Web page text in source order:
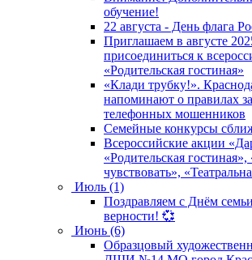
обучение!
22 августа - День флага
Приглашаем в августе
присоединиться к
«Родительская гостиная»
«Клади трубку!».
напоминают о правилах
телефонных мошенников
Семейные конкурсы
Всероссийские акции
«Родительская
чувствовать»,
Июль (1)
Поздравляем с Днём
верности! 💞
Июнь (6)
Образцовый